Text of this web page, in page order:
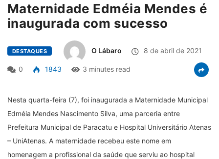
Maternidade Edméia Mendes é
inaugurada com sucesso
DESTAQUES O Lábaro 8 de abril de 2021
0 1843 3 minutes read
Nesta quarta-feira (7), foi inaugurada a Maternidade Municipal
Edméia Mendes Nascimento Silva, uma parceria entre
Prefeitura Municipal de Paracatu e Hospital Universitário Atenas
– UniAtenas. A maternidade recebeu este nome em
homenagem a profissional da saúde que serviu ao hospital